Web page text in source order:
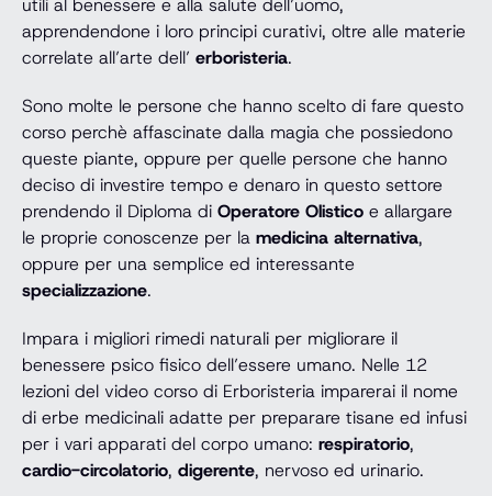
utili al benessere e alla salute dell’uomo,
apprendendone i loro principi curativi, oltre alle materie
correlate all’arte dell’ erboristeria.
Sono molte le persone che hanno scelto di fare questo
corso perchè affascinate dalla magia che possiedono
queste piante, oppure per quelle persone che hanno
deciso di investire tempo e denaro in questo settore
prendendo il Diploma di Operatore Olistico e allargare
le proprie conoscenze per la medicina alternativa,
oppure per una semplice ed interessante
specializzazione.
Impara i migliori rimedi naturali per migliorare il
benessere psico fisico dell’essere umano. Nelle 12
lezioni del video corso di Erboristeria imparerai il nome
di erbe medicinali adatte per preparare tisane ed infusi
per i vari apparati del corpo umano: respiratorio,
cardio-circolatorio, digerente, nervoso ed urinario.